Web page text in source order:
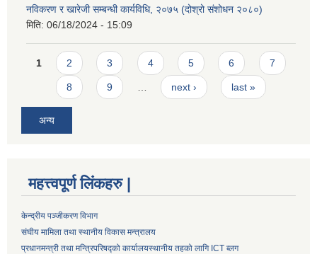
नविकरण र खारेजी सम्बन्धी कार्यविधि, २०७५ (दोश्रो संशोधन २०८०)
मिति: 06/18/2024 - 15:09
Pages
1 2 3 4 5 6 7
8 9 … next › last »
अन्य
महत्त्वपूर्ण लिंकहरु |
केन्द्रीय पञ्जीकरण विभाग
संघीय मामिला तथा स्थानीय विकास मन्त्रालय
प्रधानमन्त्री तथा मन्त्रिपरिषद्को कार्यालयस्थानीय तहको लागि ICT ब्लग